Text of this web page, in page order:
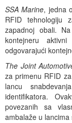
SSA Marine, jedna
RFID tehnologiju
zapadnoj obali.
kontejneru
odgovarajući
The Joint
za primenu RFID
lancu
identifikatora.
povezanih sa
ambalaže u lancima